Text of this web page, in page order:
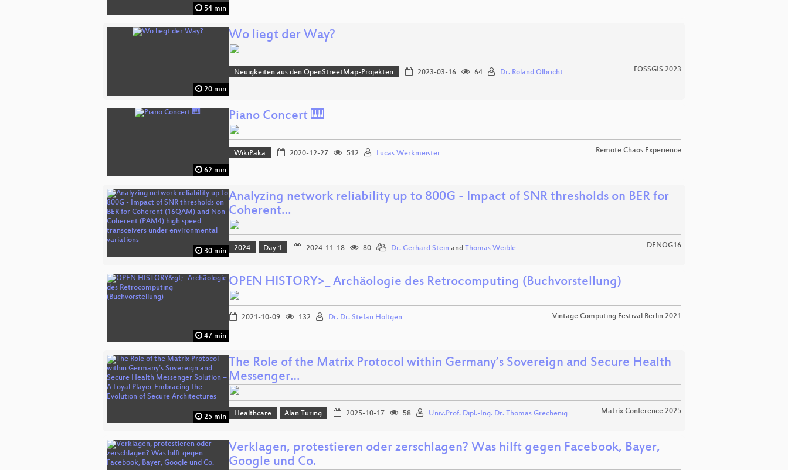
54 min
20 min
Wo liegt der Way?
Neuigkeiten aus den OpenStreetMap-Projekten 2023-03-16 64 Dr. Roland Olbricht FOSSGIS 2023
62 min
Piano Concert 🎹
WikiPaka 2020-12-27 512 Lucas Werkmeister Remote Chaos Experience
30 min
Analyzing network reliability up to 800G - Impact of SNR thresholds on BER for
Coherent…
2024 Day 1 2024-11-18 80 Dr. Gerhard Stein and Thomas Weible DENOG16
47 min
OPEN HISTORY>_ Archäologie des Retrocomputing (Buchvorstellung)
2021-10-09 132 Dr. Dr. Stefan Höltgen Vintage Computing Festival Berlin 2021
25 min
The Role of the Matrix Protocol within Germany’s Sovereign and Secure Health
Messenger…
Healthcare Alan Turing 2025-10-17 58 Univ.Prof. Dipl.-Ing. Dr. Thomas Grechenig Matrix Conference 2025
Verklagen, protestieren oder zerschlagen? Was hilft gegen Facebook, Bayer,
Google und Co.